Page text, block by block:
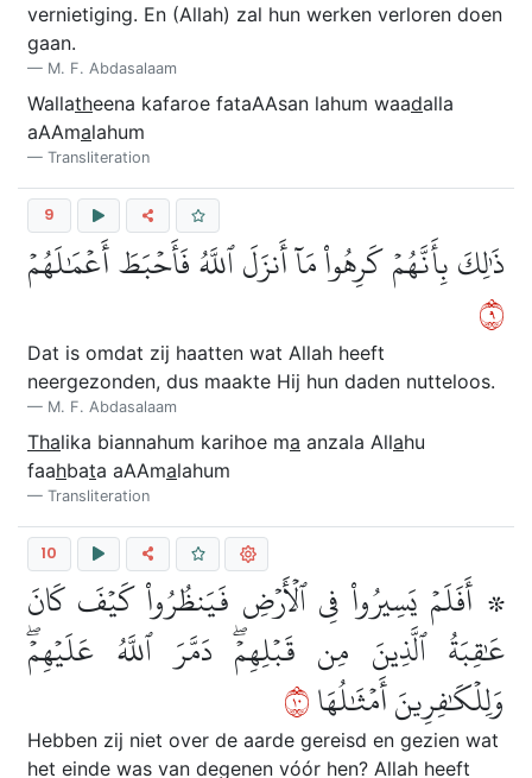
vernietiging. En (Allah) zal hun werken verloren doen
gaan.
M. F. Abdasalaam
Wallatheena kafaroe fataAAsan lahum waadalla
aAAmalahum
Transliteration
9
ذَٰلِكَ بِأَنَّهُمۡ كَرِهُواْ مَآ أَنزَلَ ٱللَّهُ فَأَحۡبَطَ أَعۡمَٰلَهُمۡ
٩
Dat is omdat zij haatten wat Allah heeft
neergezonden, dus maakte Hij hun daden nutteloos.
M. F. Abdasalaam
Thalika biannahum karihoe ma anzala Allahu
faahbata aAAmalahum
Transliteration
10
۞ أَفَلَمۡ يَسِيرُواْ فِي ٱلۡأَرۡضِ فَيَنظُرُواْ كَيۡفَ كَانَ
عَٰقِبَةُ ٱلَّذِينَ مِن قَبۡلِهِمۡۖ دَمَّرَ ٱللَّهُ عَلَيۡهِمۡۖ
وَلِلۡكَٰفِرِينَ أَمۡثَٰلُهَا٠١
Hebben zij niet over de aarde gereisd en gezien wat
het einde was van degenen vóór hen? Allah heeft